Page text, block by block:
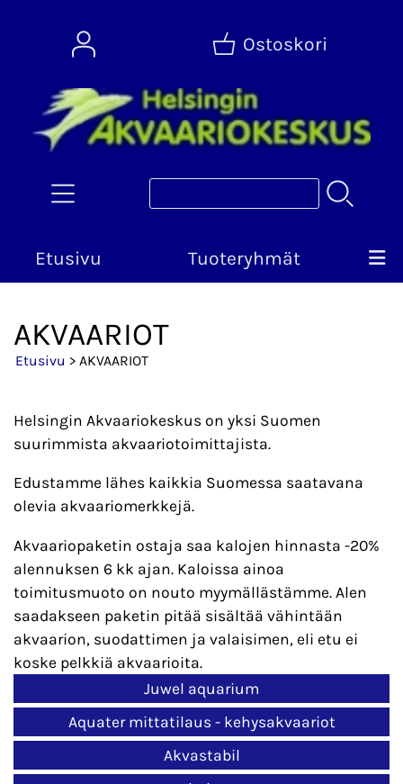
Ostoskori
Etusivu Tuoteryhmät
AKVAARIOT
Etusivu > AKVAARIOT
Helsingin Akvaariokeskus on yksi Suomen
suurimmista akvaariotoimittajista.
Edustamme lähes kaikkia Suomessa saatavana
olevia akvaariomerkkejä.
Akvaariopaketin ostaja saa kalojen hinnasta -20%
alennuksen 6 kk ajan. Kaloissa ainoa
toimitusmuoto on nouto myymällästämme. Alen
saadakseen paketin pitää sisältää vähintään
akvaarion, suodattimen ja valaisimen, eli etu ei
koske pelkkiä akvaarioita.
Juwel aquarium
Aquater mittatilaus - kehysakvaariot
Akvastabil